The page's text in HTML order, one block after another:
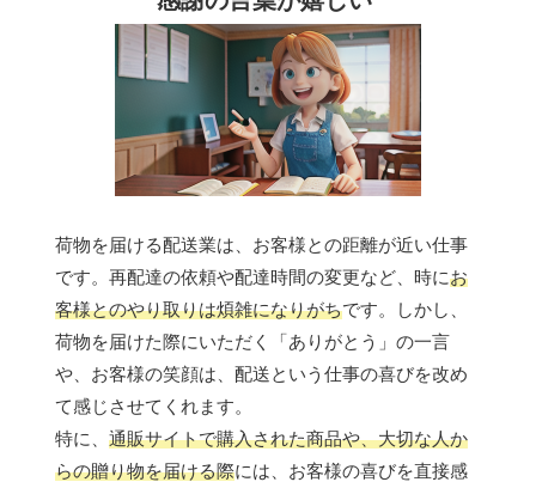
荷物を届ける配送業は、お客様との距離が近い仕事
です。再配達の依頼や配達時間の変更など、時にお
客様とのやり取りは煩雑になりがちです。しかし、
荷物を届けた際にいただく「ありがとう」の一言
や、お客様の笑顔は、配送という仕事の喜びを改め
て感じさせてくれます。
特に、 通販サイトで購入された商品や、大切な人か
らの贈り物を届ける際には、お客様の喜びを直接感